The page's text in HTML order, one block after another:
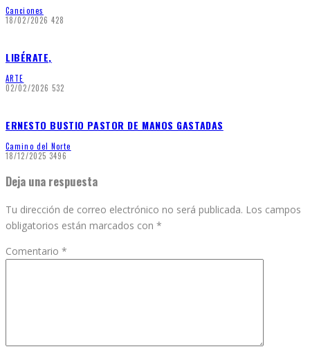
Canciones
18/02/2026 428
LIBÉRATE,
ARTE
02/02/2026 532
ERNESTO BUSTIO PASTOR DE MANOS GASTADAS
Camino del Norte
18/12/2025 3496
Deja una respuesta
Tu dirección de correo electrónico no será publicada. Los campos
obligatorios están marcados con *
Comentario *